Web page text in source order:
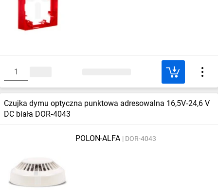
Czujka dymu optyczna punktowa adresowalna 16,5V‑24,6 V
DC biała DOR‑4043
POLON-ALFA DOR-4043